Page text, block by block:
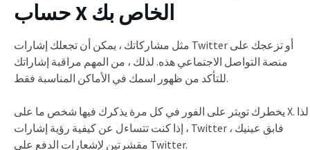
حساب X الخاص بك
مثل مشاركاتك ، يمكن أن تجعلك إشارات Twitter أو تزعجك على
منصة التواصل الاجتماعي هذه. لذلك ، من المهم مراقبة إشاراتك
للتأكد من ظهور اسمك في الأماكن المناسبة فقط.
يخطرك تويتر على الفور في كل مرة يذكرك فيها شخص ما على X. لذا
، إذا كنت تتساءل عن كيفية رؤية إشارات Twitter ، فابق عينيك
مقشرتين لإشعارات الدفع على Twitter.